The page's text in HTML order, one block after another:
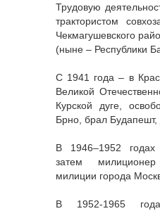
Трудовую
трактористом
Чекмагушевского
(ныне – Республики
С 1941 года – в
Великой
Курской дуге,
Брно, брал
В 1946–1952
затем
милиции города
В 1952-1965